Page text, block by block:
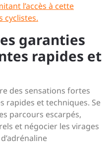
l’accès à cette
cyclistes.
garanties
rapides et
des sensations fortes
rapides et techniques. Se
parcours escarpés,
et négocier les virages